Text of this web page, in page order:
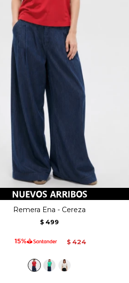
Remera Ena - Cereza
$ 499
$ 424